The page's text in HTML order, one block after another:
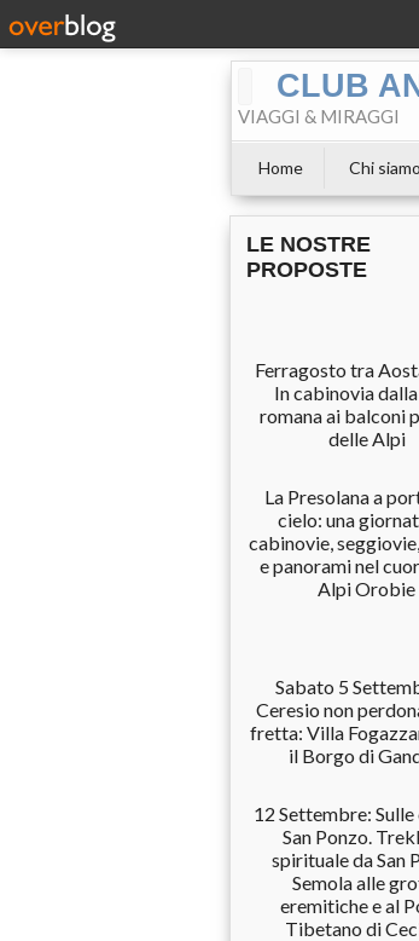
CLUB
VIAGGI & MIRAGGI
Home Chi siamo
LE NOSTRE
PROPOSTE
Ferragosto tra
In cabinovia
romana ai balconi
delle Alpi
La Presolana a
cielo: una
cabinovie,
e panorami nel
Alpi Orobie
Sabato 5
Ceresio non
fretta: Villa
il Borgo di
12 Settembre:
San Ponzo.
spirituale da San
Semola alle
eremitiche e al
Tibetano di